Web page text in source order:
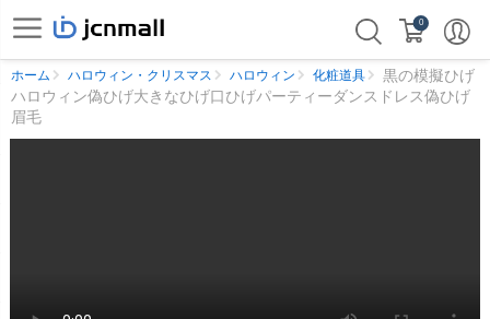
0
ホーム ハロウィン・クリスマス ハロウィン 化粧道具
黒の模擬ひげ
ハロウィン偽ひげ大きなひげ口ひげパーティーダンスドレス偽ひげ
眉毛